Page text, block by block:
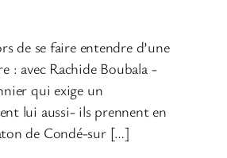
de se faire entendre d’une
: avec Rachide Boubala -
qui exige un
lui aussi- ils prennent en
de Condé-sur […]